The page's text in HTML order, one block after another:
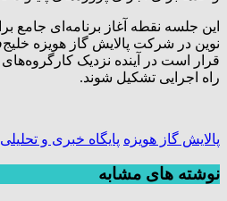
این جلسه نقطه آغاز برنامه‌ای جامع
نوین در شرکت پالایش گاز هویزه
قرار است در آینده نزدیک
راه اجرایی تشکیل شوند.
پالایش گاز هویزه پایگاه خبری و
نوشته های مشابه